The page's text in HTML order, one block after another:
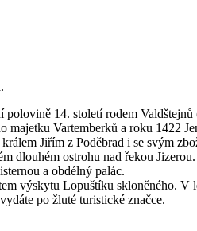
14. století rodem
majetku Vartemberků a roku 1422
Jiřím z Poděbrad i se svým
dlouhém ostrohu nad řekou
a obdélný palác.
výskytu Lopuštíku skloněného.
po žluté turistické značce.